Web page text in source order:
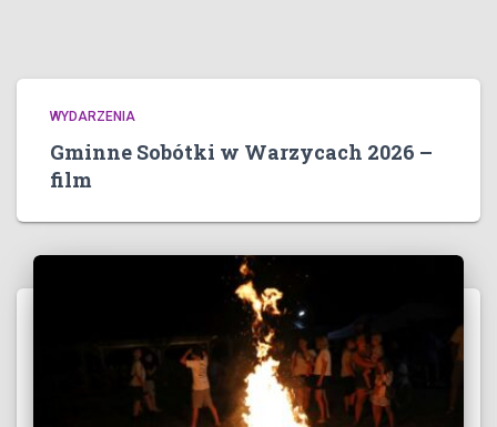
WYDARZENIA
Gminne Sobótki w Warzycach 2026 –
film